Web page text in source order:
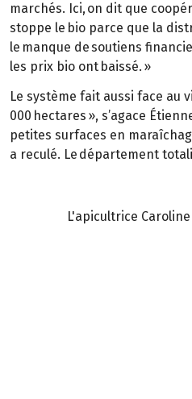
marchés. Ici, on dit que
stoppe le bio parce que la
le manque de soutiens
les prix bio ont baissé. »
Le système fait aussi face au
000 hectares », s’agace
petites surfaces en
a reculé. Le département
L'apicultrice